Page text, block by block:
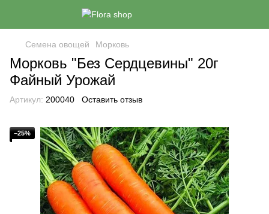
Семена овощей Морковь
Морковь "Без Сердцевины" 20г
Файный Урожай
Артикул: 200040 Оставить отзыв
−25%